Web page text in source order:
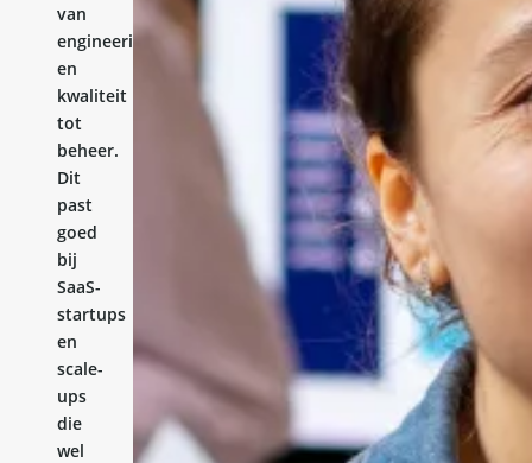
van
engineering
en
kwaliteit
tot
beheer.
Dit
past
goed
bij
SaaS-
startups
en
scale-
ups
die
wel